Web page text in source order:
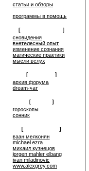
статьи и обзоры
программы в помощь
[
]
cновидения
внетелесный опыт
изменение сознания
магические практики
мысли вслух
[
]
архив форума
dream-чат
[
]
гороскопы
сонник
[
]
ваан мелконян
michael ezra
михаил кузнецов
jorgen mahler elbang
ivan miladinovic
www.alexgrey.com